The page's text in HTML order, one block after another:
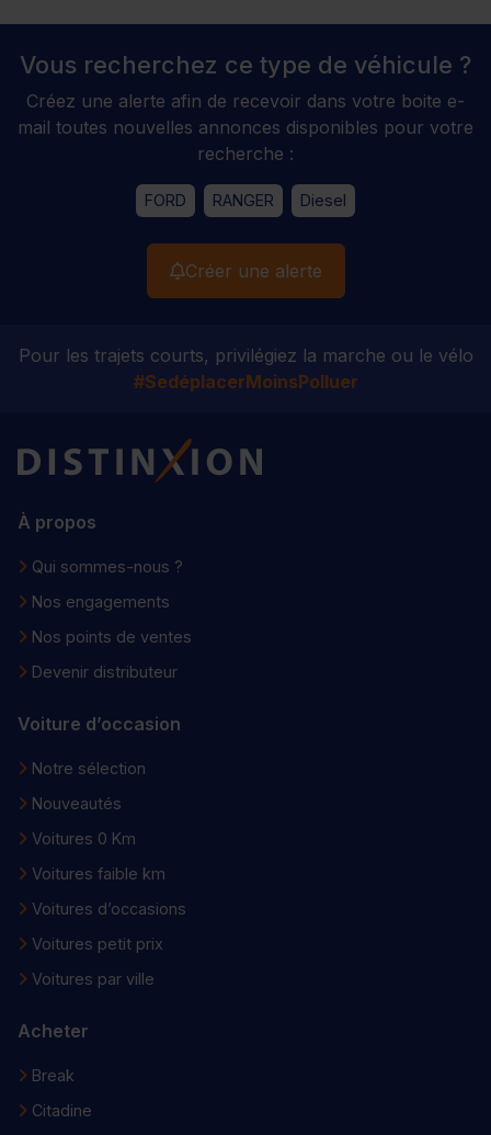
Vous recherchez ce type de véhicule ?
Créez une alerte afin de recevoir dans votre boite e-
mail toutes nouvelles annonces disponibles pour votre
recherche :
FORD RANGER Diesel
Créer une alerte
Pour les trajets courts, privilégiez la marche ou le vélo
#SedéplacerMoinsPolluer
Distinxion
À propos
Qui sommes-nous ?
Nos engagements
Nos points de ventes
Devenir distributeur
Voiture d’occasion
Notre sélection
Nouveautés
Voitures 0 Km
Voitures faible km
Voitures d’occasions
Voitures petit prix
Voitures par ville
Acheter
Break
Citadine